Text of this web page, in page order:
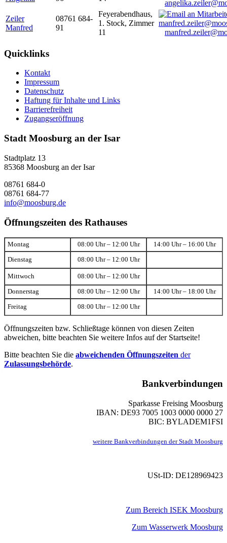
Zeiler
Manfred
08761 684-
91
Feyerabendhaus,
1. Stock, Zimmer
11
Quicklinks
Kontakt
Impressum
Datenschutz
Haftung für Inhalte und Links
Barrierefreiheit
Zugangseröffnung
Stadt Moosburg an der Isar
Stadtplatz 13
85368 Moosburg an der Isar
08761 684-0
08761 684-77
info@moosburg.de
Öffnungszeiten des Rathauses
Montag 08:00 Uhr – 12:00 Uhr 14:00 Uhr – 16:00 Uhr
Dienstag 08:00 Uhr – 12:00 Uhr
Mittwoch 08:00 Uhr – 12:00 Uhr
Donnerstag 08:00 Uhr – 12:00 Uhr 14:00 Uhr – 18:00 Uhr
Freitag 08:00 Uhr – 12:00 Uhr
Öffnungszeiten bzw. Schließtage können von diesen Zeiten
abweichen, bitte beachten Sie weitere Infos auf der Startseite!
Bitte beachten Sie die abweichenden Öffnungszeiten der
Zulassungsbehörde.
Bankverbindungen
Sparkasse Freising Moosburg
IBAN: DE93 7005 1003 0000 0000 27
BIC: BYLADEM1FSI
weitere Bankverbindungen der Stadt Moosburg
USt-ID: DE128969423
Zum Bereich ISEK Moosburg
Zum Wasserwerk Moosburg